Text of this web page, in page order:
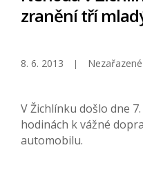
zranění tří
8. 6. 2013 Nezařazené
V Žichlínku došlo dne
hodinách k vážné
automobilu.